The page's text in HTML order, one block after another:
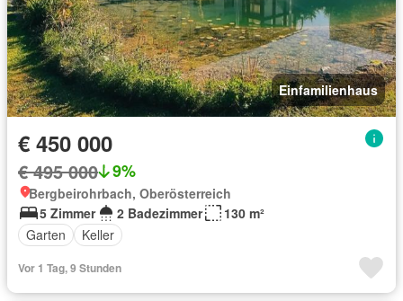
Einfamilienhaus
€ 450 000
€ 495 000 9%
Bergbeirohrbach, Oberösterreich
5 Zimmer
2 Badezimmer
130 m²
Garten
Keller
Vor 1 Tag, 9 Stunden